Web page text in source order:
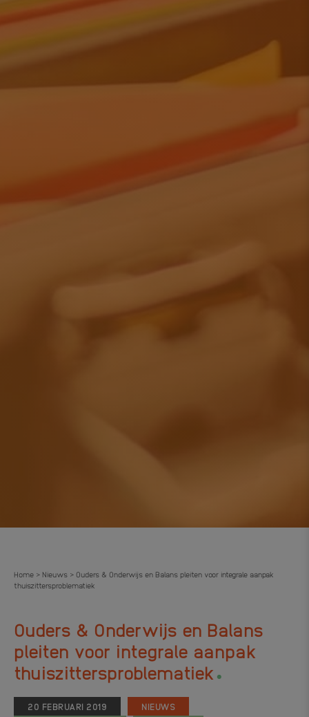
Home > Nieuws > Ouders & Onderwijs en Balans pleiten voor integrale aanpak
thuiszittersproblematiek
Ouders & Onderwijs en Balans
pleiten voor integrale aanpak
thuiszittersproblematiek.
20 FEBRUARI 2019
NIEUWS